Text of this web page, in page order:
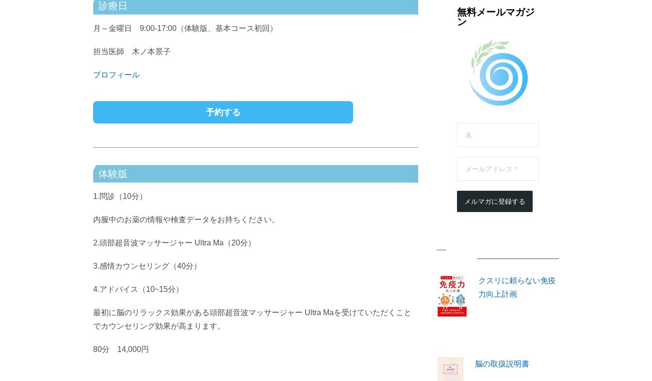
診療日
月～金曜日 9:00-17:00（体験版、基本コース初回）
担当医師 木ノ本景子
プロフィール
予約する
体験版
1.問診（10分）
内服中のお薬の情報や検査データをお持ちください。
2.頭部超音波マッサージャー Ultra Ma（20分）
3.感情カウンセリング（40分）
4.アドバイス（10~15分）
最初に脳のリラックス効果がある頭部超音波マッサージャー Ultra Maを受けていただくこと
でカウンセリング効果が高まります。
80分 14,000円
無料メールマガジ
ン
メルマガに登録する
クスリに頼らない免疫
力向上計画
脳の取扱説明書